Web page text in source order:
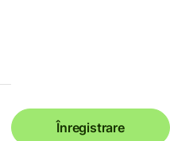
Înregistrare